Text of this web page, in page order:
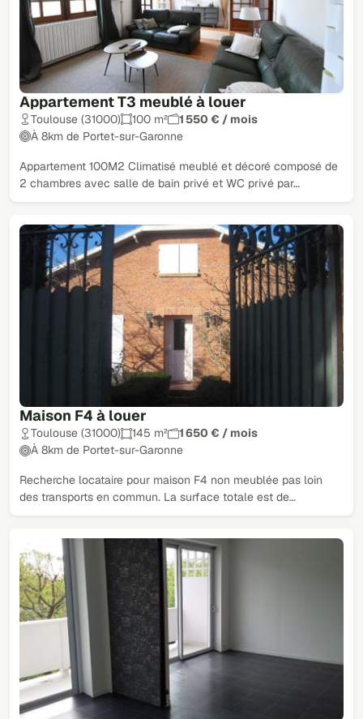
Appartement T3 meublé à louer
Toulouse (31000) 100 m²
1 550 € / mois
À 8km de Portet-sur-Garonne
Appartement 100M2 Climatisé meublé et décoré composé de
2 chambres avec salle de bain privé et WC privé par…
Maison F4 à louer
Toulouse (31000) 145 m²
1 650 € / mois
À 8km de Portet-sur-Garonne
Recherche locataire pour maison F4 non meublée pas loin
des transports en commun. La surface totale est de…